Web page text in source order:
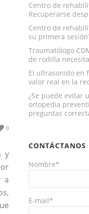
0
y
a
Centro de
Recuperarse
Centro de
su primera
Traumatólogo
de rodilla
El ultrasonido en
valor real en la
¿Se puede evitar
ortopedia
preguntas
CONTÁCTANOS
Nombre*
E-mail*